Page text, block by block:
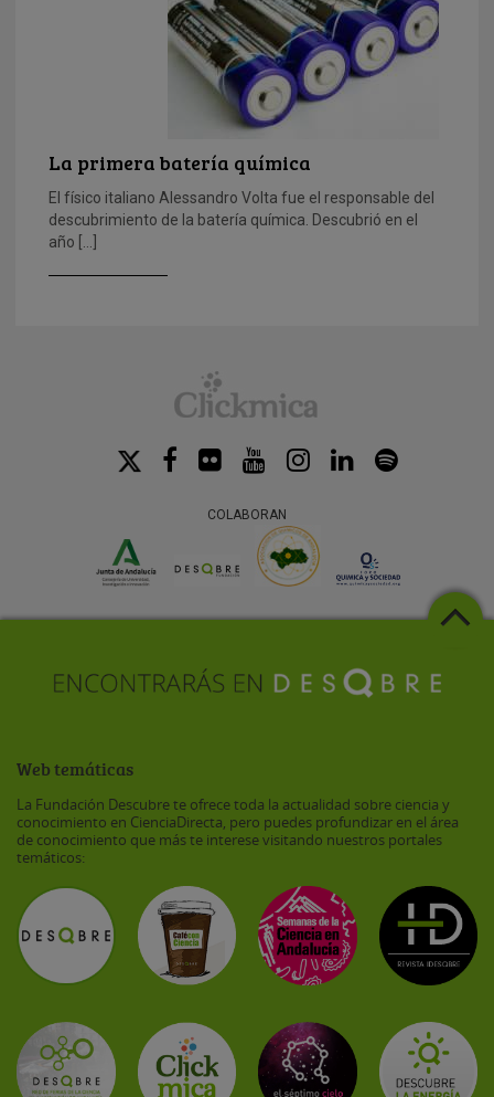
La primera batería química
El físico italiano Alessandro Volta fue el responsable del
descubrimiento de la batería química. Descubrió en el
año […]
COLABORAN
Web temáticas
La Fundación Descubre te ofrece toda la actualidad sobre ciencia y
conocimiento en CienciaDirecta, pero puedes profundizar en el área
de conocimiento que más te interese visitando nuestros portales
temáticos: